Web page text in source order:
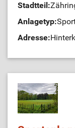
Stadtteil:
Anlagetyp:
Adresse: